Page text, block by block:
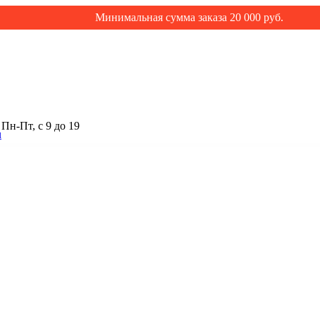
Минимальная сумма заказа 20 000 руб.
Пн-Пт, с 9 до 19